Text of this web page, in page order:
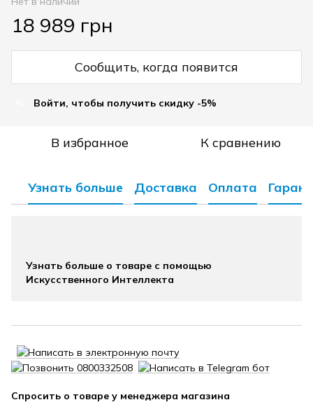
18 989 грн
Сообщить, когда появится
Войти, чтобы получить скидку -5%
В избранное К сравнению
Узнать больше Доставка Оплата
Узнать больше о товаре с помощью
Искусственного Интеллекта
Спросить о товаре у менеджера магазина